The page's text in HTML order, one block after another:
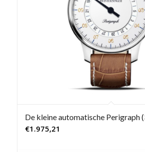
De kleine automatische Perigraph
€1.975,21